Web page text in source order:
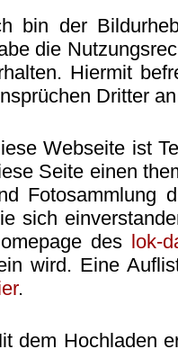
bin der
die
Hiermit
Dritter
Webseite ist
Seite einen
Fotosammlung
sich
des lok-
wird. Eine
.
dem Hochladen